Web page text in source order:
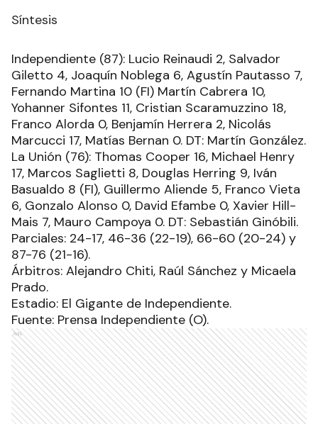
por 87-76.
Síntesis
Independiente (87): Lucio Reinaudi 2, Salvador
Giletto 4, Joaquín Noblega 6, Agustín Pautasso 7,
Fernando Martina 10 (FI) Martín Cabrera 10,
Yohanner Sifontes 11, Cristian Scaramuzzino 18,
Franco Alorda 0, Benjamín Herrera 2, Nicolás
Marcucci 17, Matías Bernan 0. DT: Martín González.
La Unión (76): Thomas Cooper 16, Michael Henry
17, Marcos Saglietti 8, Douglas Herring 9, Iván
Basualdo 8 (FI), Guillermo Aliende 5, Franco Vieta
6, Gonzalo Alonso 0, David Efambe 0, Xavier Hill-
Mais 7, Mauro Campoya 0. DT: Sebastián Ginóbili.
Parciales: 24-17, 46-36 (22-19), 66-60 (20-24) y
87-76 (21-16).
Árbitros: Alejandro Chiti, Raúl Sánchez y Micaela
Prado.
Estadio: El Gigante de Independiente.
Fuente: Prensa Independiente (O).
Ads